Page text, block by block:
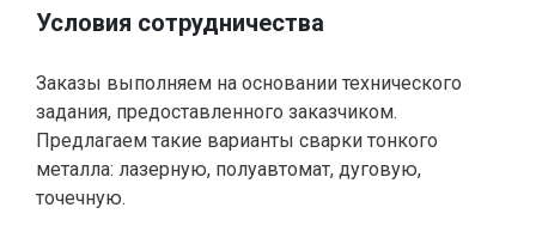
Условия сотрудничества
Заказы выполняем на основании технического
задания, предоставленного заказчиком.
Предлагаем такие варианты сварки тонкого
металла: лазерную, полуавтомат, дуговую,
точечную.